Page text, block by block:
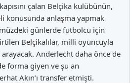
çalan Belçika kulübünün,
konusunda anlaşma yapmak
günlerde futbolcu için
Belçikalılar, milli oyuncuyla
Anderlecht daha önce de
forma giyen ve şu an
Akın’ı transfer etmişti.